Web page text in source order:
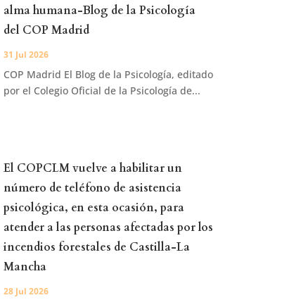
alma humana-Blog de la Psicología
del COP Madrid
31 Jul 2026
COP Madrid El Blog de la Psicología, editado
por el Colegio Oficial de la Psicología de...
El COPCLM vuelve a habilitar un
número de teléfono de asistencia
psicológica, en esta ocasión, para
atender a las personas afectadas por los
incendios forestales de Castilla-La
Mancha
28 Jul 2026